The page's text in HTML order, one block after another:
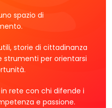
spazio di
storie di cittadinanza
per orientarsi
rete con chi difende i
e passione.